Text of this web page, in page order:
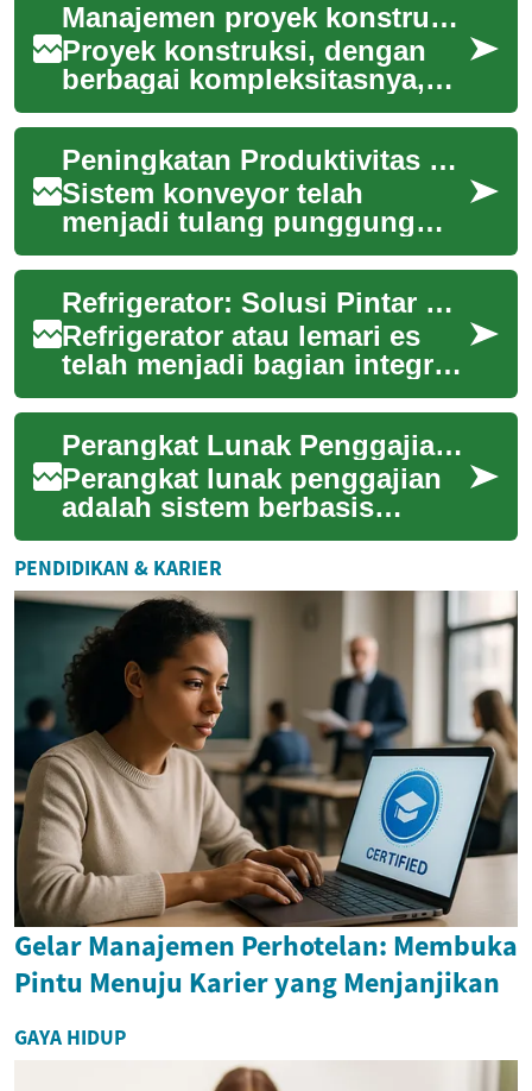
Manajemen proyek konstruksi yang efisien
Proyek konstruksi, dengan
berbagai kompleksitasnya,
membutuhkan pendekatan
yang terstruktur dan
terkoordinasi untuk m...
Peningkatan Produktivitas Operasional
Sistem konveyor telah
menjadi tulang punggung
bagi banyak industri modern,
merevolusi cara material dan
produk dipind...
Refrigerator: Solusi Pintar untuk Menyimpan Makanan
Refrigerator atau lemari es
telah menjadi bagian integral
dari kehidupan modern kita.
Alat ini bukan hanya sekedar
te...
Perangkat Lunak Penggajian: Solusi Otomatis untuk Manajemen Gaji Karyawan
Perangkat lunak penggajian
adalah sistem berbasis
komputer yang dirancang
untuk mengotomatisasi dan
menyederhanakan p...
PENDIDIKAN & KARIER
Gelar Manajemen Perhotelan: Membuka
Pintu Menuju Karier yang Menjanjikan
GAYA HIDUP